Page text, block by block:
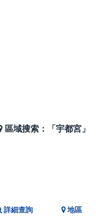
區域搜索： 「宇都宮」
詳細查詢 地區